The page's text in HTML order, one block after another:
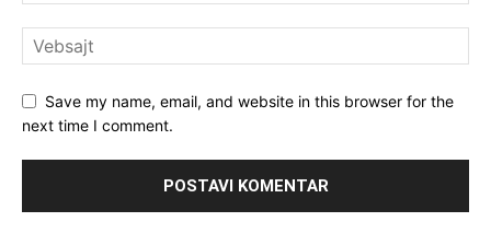
Save my name, email, and website in this browser for the
next time I comment.